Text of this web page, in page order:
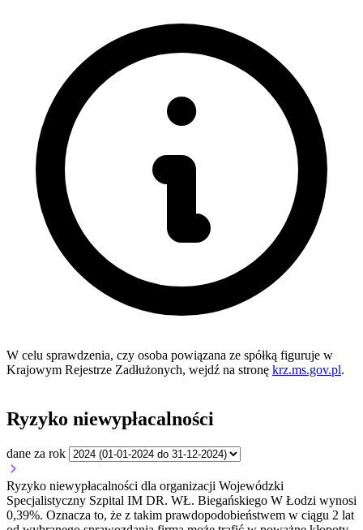
W celu sprawdzenia, czy osoba powiązana ze spółką figuruje w
Krajowym Rejestrze Zadłużonych, wejdź na stronę krz.ms.gov.pl.
Ryzyko niewypłacalności
dane za rok
Ryzyko niewypłacalności dla organizacji Wojewódzki
Specjalistyczny Szpital IM DR. WŁ. Biegańskiego W Łodzi wynosi
0,39%. Oznacza to, że z takim prawdopodobieństwem w ciągu 2 lat